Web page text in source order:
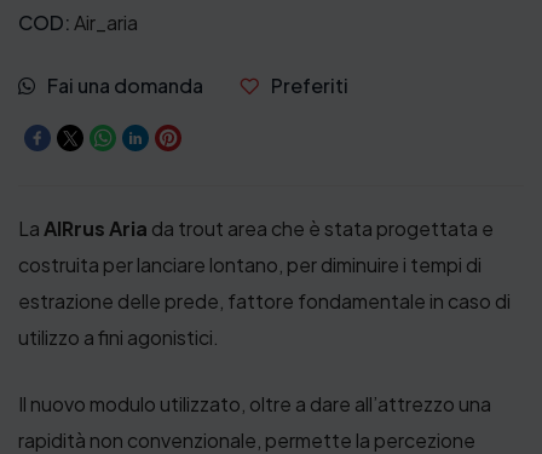
8
,
0
€
COD:Air_aria
Fai una domanda Preferiti
La AIRrus Aria da trout area che è stata progettata e
costruita per lanciare lontano, per diminuire i tempi di
estrazione delle prede, fattore fondamentale in caso di
utilizzo a fini agonistici.
Il nuovo modulo utilizzato, oltre a dare all’attrezzo una
rapidità non convenzionale, permette la percezione